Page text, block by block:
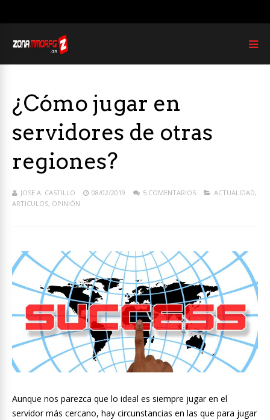
¿Cómo jugar en
servidores de otras
regiones?
JOSE A. CASTILLO 08/02/2019 5 COMENTARIOS ACTUALIDAD,
ARTICULOS, OPINIÓN
Aunque nos parezca que lo ideal es siempre jugar en el
servidor más cercano, hay circunstancias en las que para jugar